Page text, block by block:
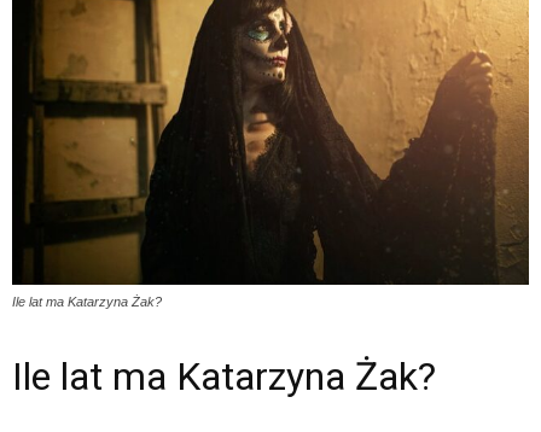
Ile lat ma Katarzyna Żak?
Ile lat ma Katarzyna Żak?